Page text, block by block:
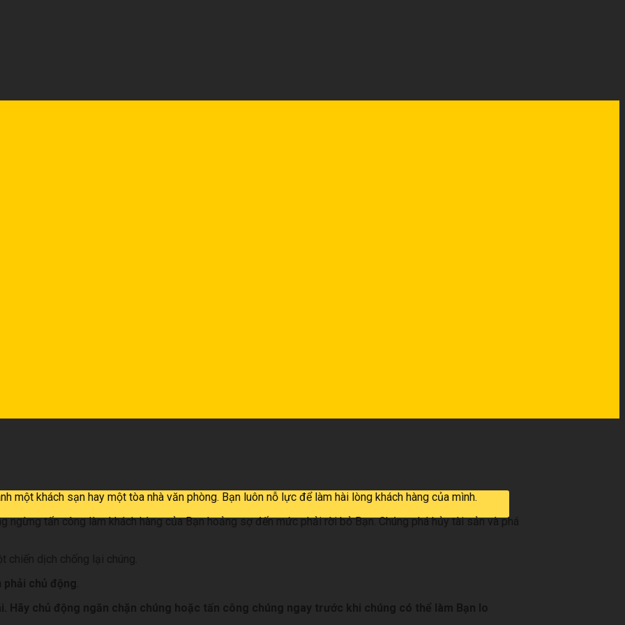
một khách sạn hay một tòa nhà văn phòng. Bạn luôn nỗ lực để làm hài lòng khách hàng của mình.
ngừng tấn công làm khách hàng của Bạn hoảng sợ đến mức phải rời bỏ Bạn. Chúng phá hủy tài sản và phá
dịch chống lại chúng.
phải chủ động
Hãy chủ động ngăn chặn chúng hoặc tấn công chúng ngay trước khi chúng có thể làm Bạn lo